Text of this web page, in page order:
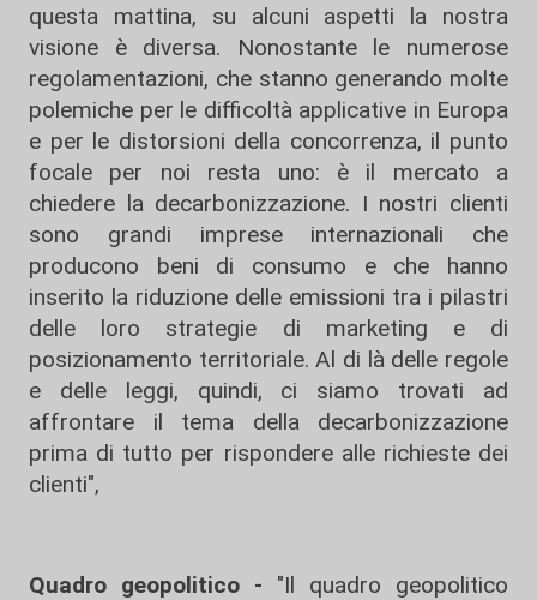
questa mattina, su alcuni aspetti la nostra
visione è diversa. Nonostante le numerose
regolamentazioni, che stanno generando molte
polemiche per le difficoltà applicative in Europa
e per le distorsioni della concorrenza, il punto
focale per noi resta uno: è il mercato a
chiedere la decarbonizzazione. I nostri clienti
sono grandi imprese internazionali che
producono beni di consumo e che hanno
inserito la riduzione delle emissioni tra i pilastri
delle loro strategie di marketing e di
posizionamento territoriale. Al di là delle regole
e delle leggi, quindi, ci siamo trovati ad
affrontare il tema della decarbonizzazione
prima di tutto per rispondere alle richieste dei
clienti",
Quadro geopolitico - "Il quadro geopolitico